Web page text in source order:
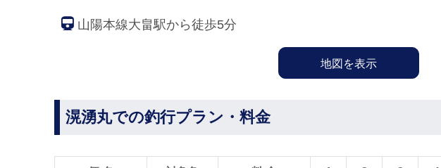
山陽本線大畠駅から徒歩5分
地図を表示
滉湧丸での釣行プラン・料金